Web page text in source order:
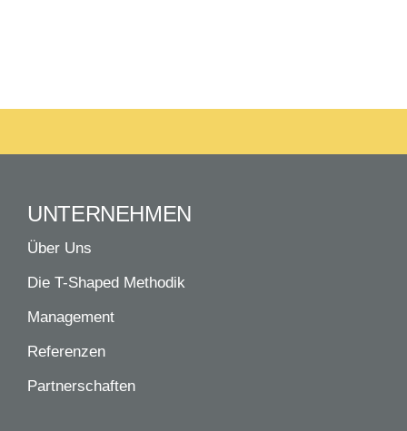
UNTERNEHMEN
Über Uns
Die T-Shaped Methodik
Management
Referenzen
Partnerschaften